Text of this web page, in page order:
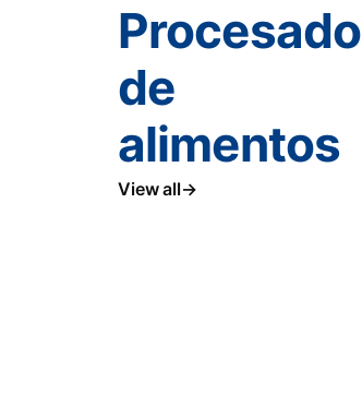
Procesado
de
alimentos
View all